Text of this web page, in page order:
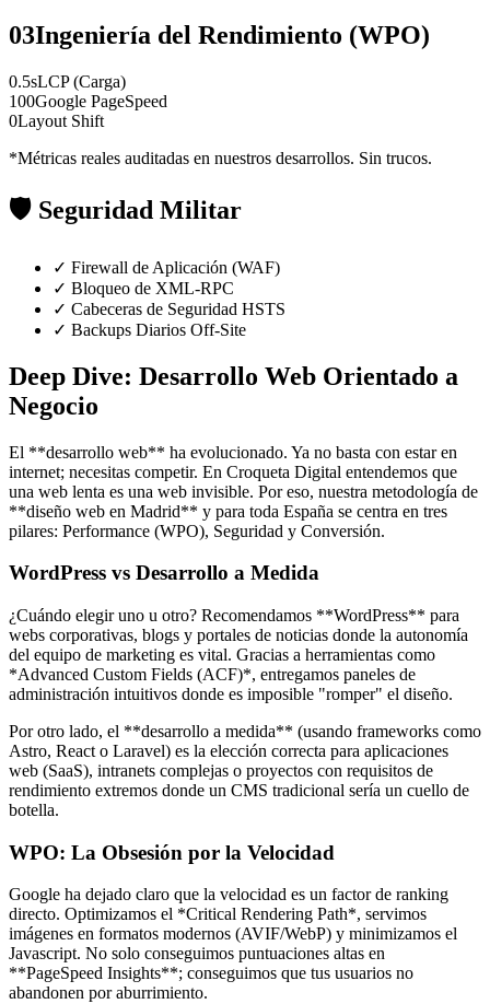
03Ingeniería del Rendimiento (WPO)
0.5sLCP (Carga)
100Google PageSpeed
0Layout Shift
*Métricas reales auditadas en nuestros desarrollos. Sin trucos.
🛡️ Seguridad Militar
✓ Firewall de Aplicación (WAF)
✓ Bloqueo de XML-RPC
✓ Cabeceras de Seguridad HSTS
✓ Backups Diarios Off-Site
Deep Dive: Desarrollo Web Orientado a
Negocio
El **desarrollo web** ha evolucionado. Ya no basta con estar en
internet; necesitas competir. En Croqueta Digital entendemos que
una web lenta es una web invisible. Por eso, nuestra metodología de
**diseño web en Madrid** y para toda España se centra en tres
pilares: Performance (WPO), Seguridad y Conversión.
WordPress vs Desarrollo a Medida
¿Cuándo elegir uno u otro? Recomendamos **WordPress** para
webs corporativas, blogs y portales de noticias donde la autonomía
del equipo de marketing es vital. Gracias a herramientas como
*Advanced Custom Fields (ACF)*, entregamos paneles de
administración intuitivos donde es imposible "romper" el diseño.
Por otro lado, el **desarrollo a medida** (usando frameworks como
Astro, React o Laravel) es la elección correcta para aplicaciones
web (SaaS), intranets complejas o proyectos con requisitos de
rendimiento extremos donde un CMS tradicional sería un cuello de
botella.
WPO: La Obsesión por la Velocidad
Google ha dejado claro que la velocidad es un factor de ranking
directo. Optimizamos el *Critical Rendering Path*, servimos
imágenes en formatos modernos (AVIF/WebP) y minimizamos el
Javascript. No solo conseguimos puntuaciones altas en
**PageSpeed Insights**; conseguimos que tus usuarios no
abandonen por aburrimiento.